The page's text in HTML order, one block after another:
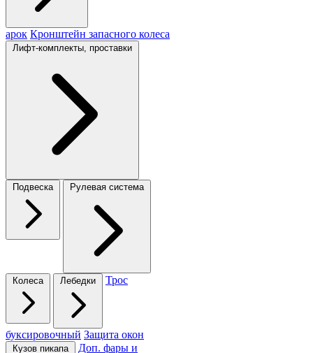
арок Кронштейн запасного колеса
Лифт-комплекты, проставки
Подвеска Рулевая система
Колеса Лебедки Трос
буксировочный Защита окон
Кузов пикапа Доп. фары и